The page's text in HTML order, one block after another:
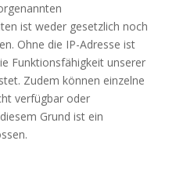
ist weder gesetzlich noch
Ohne die IP-Adresse ist
Funktionsfähigkeit unserer
Zudem können einzelne
verfügbar oder
Grund ist ein